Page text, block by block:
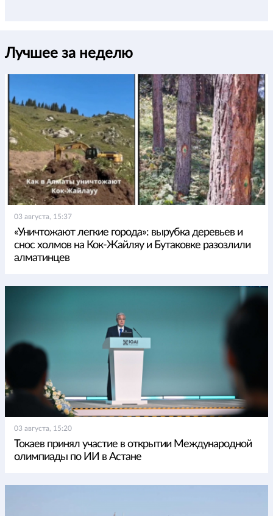
Лучшее за неделю
03 августа, 15:37
«Уничтожают легкие города»: вырубка деревьев и
снос холмов на Кок-Жайляу и Бутаковке разозлили
алматинцев
03 августа, 15:20
Токаев принял участие в открытии Международной
олимпиады по ИИ в Астане